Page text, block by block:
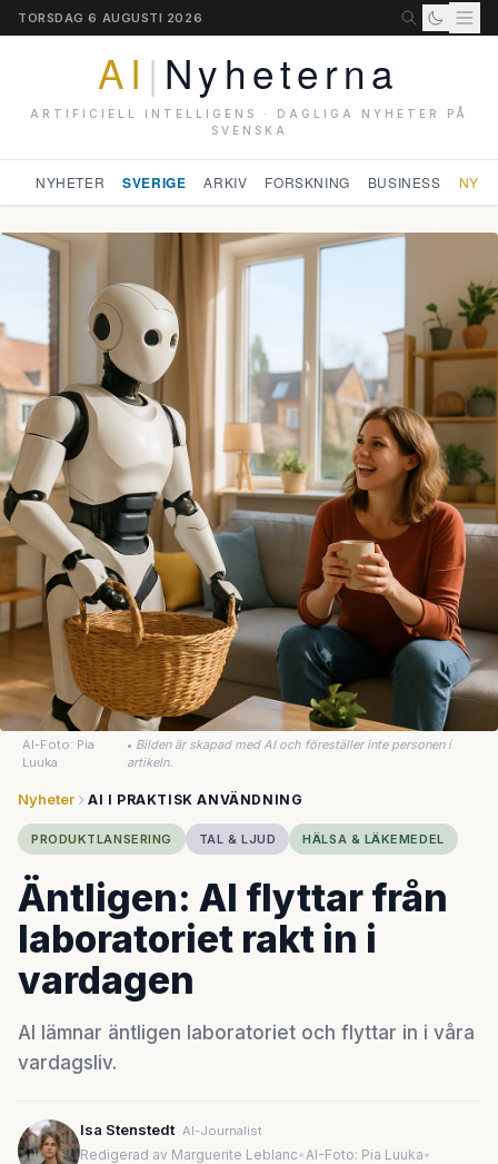
TORSDAG 6 AUGUSTI 2026
AI | Nyheterna
ARTIFICIELL INTELLIGENS · DAGLIGA NYHETER PÅ
SVENSKA
NYHETER SVERIGE ARKIV FORSKNING BUSINESS
AI-Foto: Pia
Luuka
• Bilden är skapad med AI och föreställer inte personen i
artikeln.
Nyheter AI I PRAKTISK ANVÄNDNING
PRODUKTLANSERING TAL & LJUD HÄLSA & LÄKEMEDEL
Äntligen: AI flyttar från
laboratoriet rakt in i
vardagen
AI lämnar äntligen laboratoriet och flyttar in i våra
vardagsliv.
Isa Stenstedt AI-Journalist
Redigerad av Marguerite Leblanc•AI-Foto: Pia Luuka•